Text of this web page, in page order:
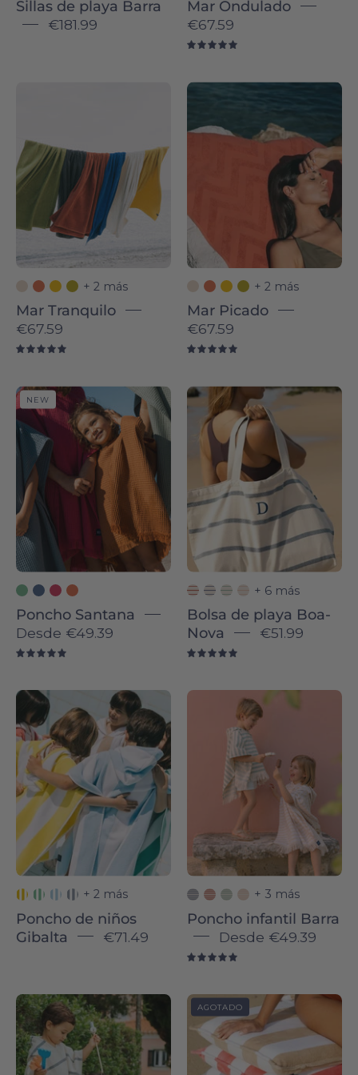
Sillas de playa Barra
€181.99
Mar Ondulado
€67.59
-
Torres
Novas
+ 2 más
Mar Tranquilo
€67.59
Picado
Torres
Novas
+ 2 más
Mar Picado
€67.59
Poncho
Santana
NEW
Poncho Santana
Desde €49.39
Boa-
Nova
beach
bag
-
Torres
Novas
+ 6 más
Bolsa de playa Boa-
Nova
€51.99
Children
wrapped
in
colorful
striped
ponchos
hugging
other
outdoors.
+ 2 más
Poncho de niños
Gibalta
€71.49
Torres
Novas
+ 3 más
Poncho infantil Barra
Desde €49.39
Blue
Boa-
Nova
-
Gibalta
beach
chair
cover
AGOTADO